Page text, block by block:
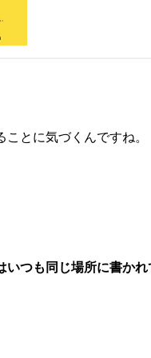
とに気づくんですね。
いつも同じ場所に書かれ